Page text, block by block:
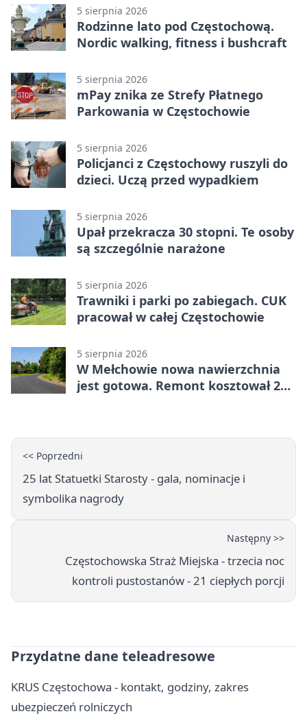
5 sierpnia 2026
Rodzinne lato pod Częstochową.
Nordic walking, fitness i bushcraft
5 sierpnia 2026
mPay znika ze Strefy Płatnego
Parkowania w Częstochowie
5 sierpnia 2026
Policjanci z Częstochowy ruszyli do
dzieci. Uczą przed wypadkiem
5 sierpnia 2026
Upał przekracza 30 stopni. Te osoby
są szczególnie narażone
5 sierpnia 2026
Trawniki i parki po zabiegach. CUK
pracował w całej Częstochowie
5 sierpnia 2026
W Mełchowie nowa nawierzchnia
jest gotowa. Remont kosztował 222
<< Poprzedni
25 lat Statuetki Starosty - gala, nominacje i
symbolika nagrody
Następny >>
Częstochowska Straż Miejska - trzecia noc
kontroli pustostanów - 21 ciepłych porcji
Przydatne dane teleadresowe
KRUS Częstochowa - kontakt, godziny, zakres
ubezpieczeń rolniczych